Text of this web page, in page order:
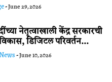
-June 29, 2026
नेतृत्वाखाली केंद्र सरकारची
विकास, डिजिटल परिवर्तन...
-June 10, 2026